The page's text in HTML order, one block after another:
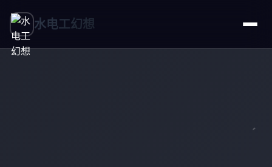
水电工幻想